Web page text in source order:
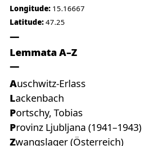
Longitude: 15.16667
Latitude: 47.25
Lemmata A–Z
Auschwitz-Erlass
Lackenbach
Portschy, Tobias
Provinz Ljubljana (1941–1943)
Zwangslager (Österreich)